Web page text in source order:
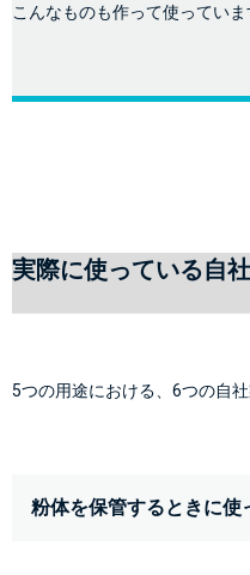
こんなものも作って使っていま
実際に使っている自
5つの用途における、6つの自社
粉体を保管するときに使